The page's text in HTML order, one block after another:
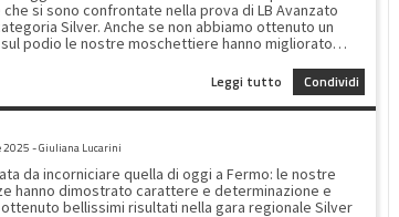
che si sono confrontate nella prova di LB Avanzato
Silver. Anche se non abbiamo ottenuto un
podio le nostre moschettiere hanno migliorato
del programma tecnico. La classifica di A4 ha
Rossini all'8° posto con un totale di 68,250
una delle migliori al volteggio !!! Tra le A5
altra terminano al 12° ( 66,400) e al 13° posto (66.100)
siete nella giusta direzione Le classifiche
che sono poche le ginnaste che si cimentano nel
avanzato quindi ancora piu' meritati i vostri
Nella foto da Sinistra Ginevra, Viola e Beatrice
Leggi tutto Condividi
2025 - Giuliana Lucarini
da incorniciare quella di oggi a Fermo: le nostre
hanno dimostrato carattere e determinazione e
ottenuto bellissimi risultati nella gara regionale Silver